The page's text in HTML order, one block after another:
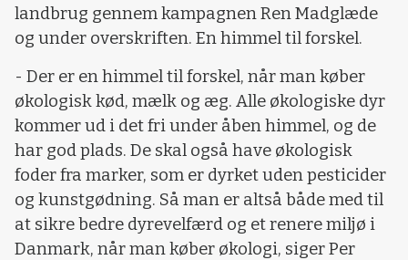
landbrug gennem kampagnen Ren Madglæde
og under overskriften. En himmel til forskel.
- Der er en himmel til forskel, når man køber
økologisk kød, mælk og æg. Alle økologiske dyr
kommer ud i det fri under åben himmel, og de
har god plads. De skal også have økologisk
foder fra marker, som er dyrket uden pesticider
og kunstgødning. Så man er altså både med til
at sikre bedre dyrevelfærd og et renere miljø i
Danmark, når man køber økologi, siger Per